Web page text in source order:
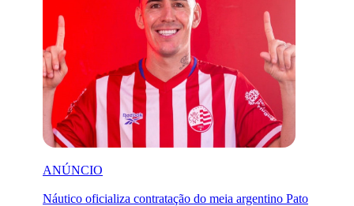
ANÚNCIO
Náutico oficializa contratação do meia argentino Pato